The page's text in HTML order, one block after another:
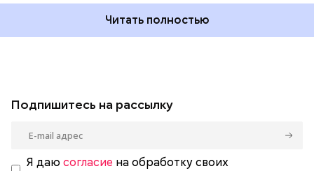
Читать полностью
Подпишитесь на рассылку
Я даю согласие на обработку своих